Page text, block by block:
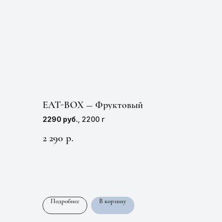
EAT-BOX — Фруктовый
2290 руб. , 2200 г
2 290 р.
Подробнее В корзину